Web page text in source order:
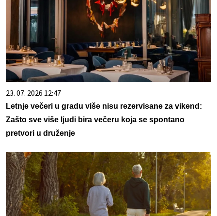
23. 07. 2026 12:47
Letnje večeri u gradu više nisu rezervisane za vikend:
Zašto sve više ljudi bira večeru koja se spontano
pretvori u druženje